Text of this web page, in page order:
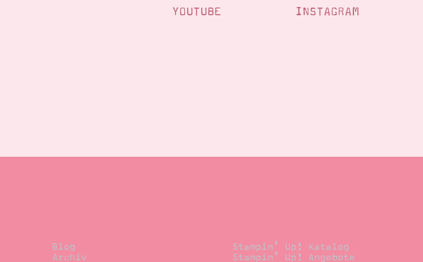
YOUTUBE INSTAGRAM
Blog
Archiv
Stampin’ Up! Katalog
Stampin’ Up! Angebote